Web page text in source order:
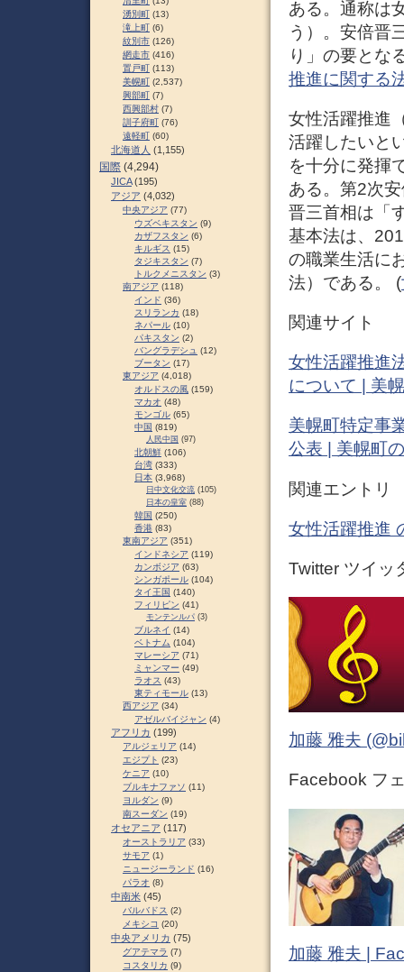
ある。通称は
う）。安倍晋
り」の要とな
推進に関する
女性活躍推進
活躍したいと
を十分に発揮
ある。第2次
晋三首相は「
基本法は、
の職業生活に
法）である。 (
関連サイト
女性活躍推進
について | 美
美幌町特定事
公表 | 美幌町
関連エントリ
女性活躍推進
Twitter ツイッ
加藤 雅夫
Facebook フ
加藤 雅夫 |
湧別町 (13)
滝上町 (6)
紋別市 (126)
網走市 (416)
置戸町 (113)
美幌町 (2,537)
興部町 (7)
西興部村 (7)
訓子府町 (76)
遠軽町 (60)
北海道人 (1,155)
国際 (4,294)
JICA(195)
アジア (4,032)
中央アジア (77)
ウズベキスタン (9)
カザフスタン (6)
キルギス (15)
タジキスタン (7)
トルクメニスタン (3)
南アジア (118)
インド (36)
スリランカ (18)
ネパール (10)
パキスタン (2)
バングラデシュ (12)
ブータン (17)
東アジア (4,018)
オルドスの風 (159)
マカオ (48)
モンゴル (65)
中国 (819)
人民中国 (97)
北朝鮮 (106)
台湾 (333)
日本 (3,968)
日中文化交流 (105)
日本の皇室 (88)
韓国 (250)
香港 (83)
東南アジア (351)
インドネシア (119)
カンボジア (63)
シンガポール (104)
タイ王国 (140)
フィリピン (41)
モンテンルパ (3)
ブルネイ (14)
ベトナム (104)
マレーシア (71)
ミャンマー (49)
ラオス (43)
東ティモール (13)
西アジア (34)
アゼルバイジャン (4)
アフリカ (199)
アルジェリア (14)
エジプト (23)
ケニア (10)
ブルキナファソ (11)
ヨルダン (9)
南スーダン (19)
オセアニア (117)
オーストラリア (33)
サモア (1)
ニュージーランド (16)
パラオ (8)
中南米 (45)
バルバドス (2)
メキシコ (20)
中央アメリカ (75)
グアテマラ (7)
コスタリカ (9)